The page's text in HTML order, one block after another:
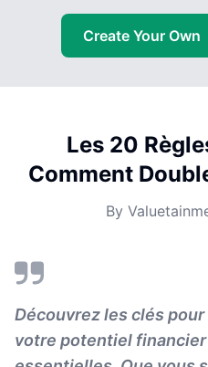
Create Your Own
Les 20
Comment
By
Découvrez les clés
votre potentiel